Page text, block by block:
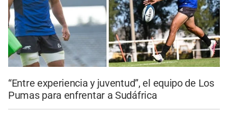
“Entre experiencia y juventud”, el equipo de Los
Pumas para enfrentar a Sudáfrica